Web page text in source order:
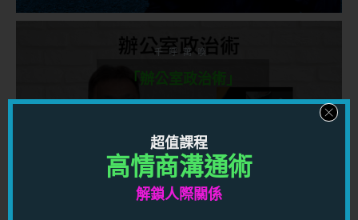
千呼萬喚
「辦公室政治術」
利用心理學，手段及經實例驗證的可行方法，學習
權力和影響力的運作方式，讓你在職場上打造高端
人脈網絡及一流人際關係，獲得金錢和權力！
超值課程
高情商溝通術
解鎖人際關係